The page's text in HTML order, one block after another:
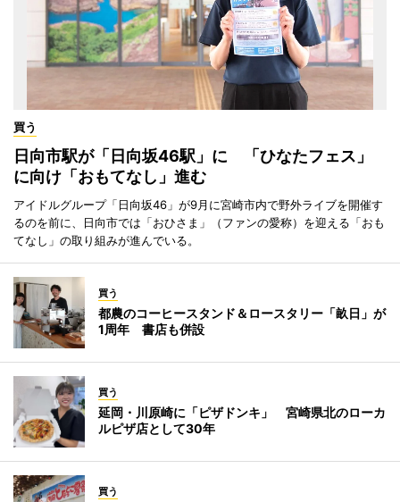
買う
日向市駅が「日向坂46駅」に 「ひなたフェス」
に向け「おもてなし」進む
アイドルグループ「日向坂46」が9月に宮崎市内で野外ライブを開催す
るのを前に、日向市では「おひさま」（ファンの愛称）を迎える「おも
てなし」の取り組みが進んでいる。
買う
都農のコーヒースタンド＆ロースタリー「畝日」が
1周年 書店も併設
買う
延岡・川原崎に「ピザドンキ」 宮崎県北のローカ
ルピザ店として30年
買う